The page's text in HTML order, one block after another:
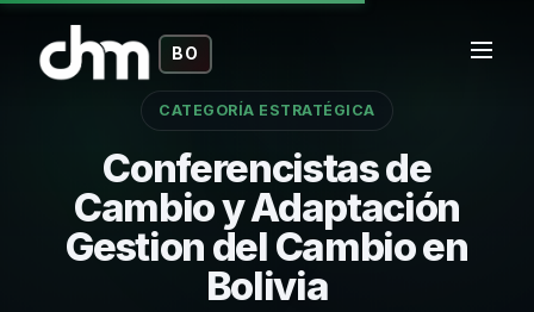
BO
CATEGORÍA ESTRATÉGICA
Conferencistas de
Cambio y Adaptación
Gestion del Cambio en
Bolivia